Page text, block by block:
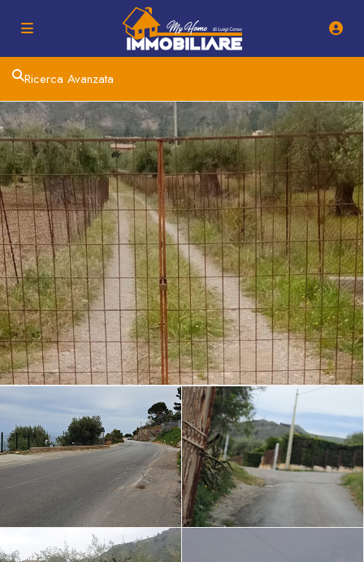
Ricerca Avanzata